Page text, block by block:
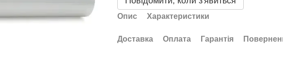
Опис Характеристики
Доставка Оплата Гарантія